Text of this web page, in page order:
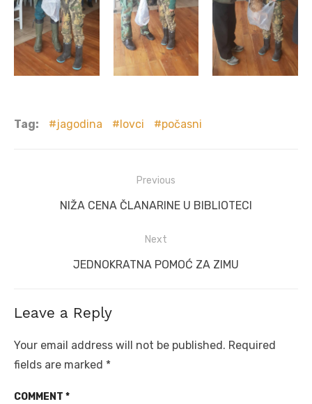
Tag: jagodina lovci počasni
navigation
Previous
Previous
NIŽA CENA ČLANARINE U BIBLIOTECI
Next
Next
JEDNOKRATNA POMOĆ ZA ZIMU
Leave a Reply
Your email address will not be published. Required
fields are marked *
COMMENT *